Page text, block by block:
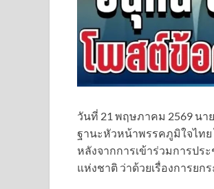
วันที่ 21 พฤษภาคม 2569 น
ฐานะหัวหน้าพรรคภูมิใจไท
หลังจากการเข้าร่วมการปร
แห่งชาติ ว่าด้วยเรื่องการย